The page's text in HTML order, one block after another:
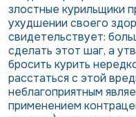
злостные курильщики
ухудшении своего
свидетельствует:
сделать этот шаг, а
бросить курить
расстаться с этой
неблагоприятным
применением